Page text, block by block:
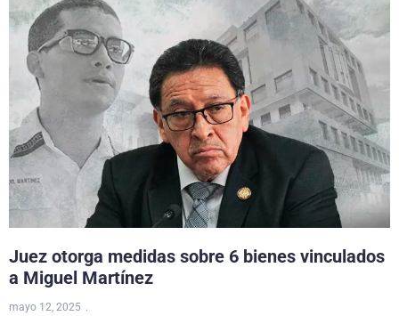
Juez otorga medidas sobre 6 bienes vinculados
a Miguel Martínez
mayo 12, 2025